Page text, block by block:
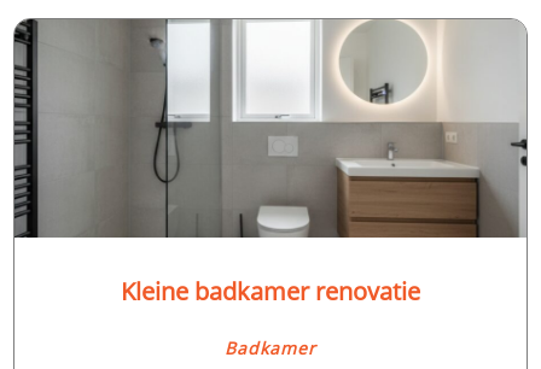
Kleine badkamer renovatie
Badkamer